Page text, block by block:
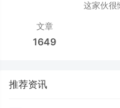
这家伙很
文章
1649
推荐资讯